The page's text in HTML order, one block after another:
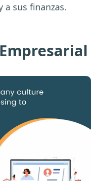
a sus finanzas.